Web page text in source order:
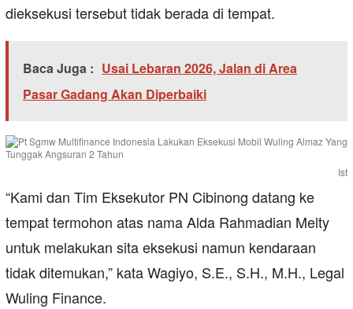
dieksekusi tersebut tidak berada di tempat.
Baca Juga : Usai Lebaran 2026, Jalan di Area
Pasar Gadang Akan Diperbaiki
Ist
“Kami dan Tim Eksekutor PN Cibinong datang ke
tempat termohon atas nama Alda Rahmadian Melty
untuk melakukan sita eksekusi namun kendaraan
tidak ditemukan,” kata Wagiyo, S.E., S.H., M.H., Legal
Wuling Finance.